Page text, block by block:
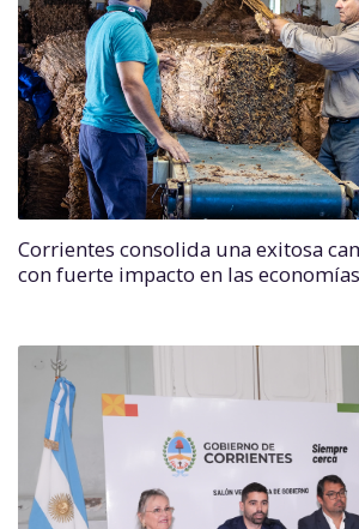
Corrientes consolida una exitosa
con fuerte impacto en las